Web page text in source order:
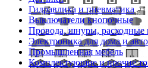
Гидравлика и пневматика
Выключатели кнопочные
Провода, шнуры, расходные
Электроника для дома и авто
Промышленная мебель
Комплектующие и прочие